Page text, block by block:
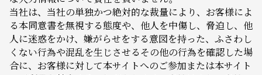
当社は、当社の単独かつ絶対的な裁量により、お客様によ
る本同意書を無視する態度や、他人を中傷し、脅迫し、他
人に迷惑をかけ、嫌がらせをする意図を持った、ふさわし
くない行為や混乱を生じさせるその他の行為を確認した場
合に、お客様に対して本サイトへのご参加または本サイト